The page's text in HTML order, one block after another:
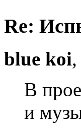
Re:
blue koi,
В
и